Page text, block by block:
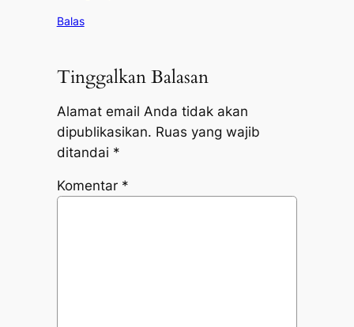
Balas
Tinggalkan Balasan
Alamat email Anda tidak akan
dipublikasikan. Ruas yang wajib
ditandai *
Komentar *